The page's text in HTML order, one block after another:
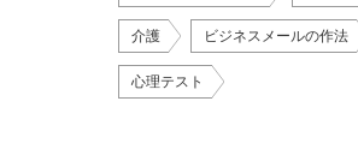
介護 ビジネスメールの作法
心理テスト